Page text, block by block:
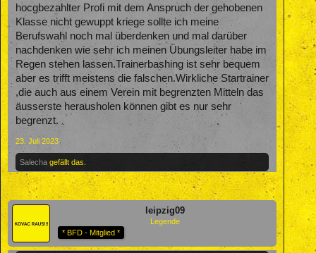
hocgbezahlter Profi mit dem Anspruch der gehobenen
Klasse nicht gewuppt kriege sollte ich meine
Berufswahl noch mal überdenken und mal darüber
nachdenken wie sehr ich meinen Übungsleiter habe im
Regen stehen lassen.Trainerbashing ist sehr bequem
aber es trifft meistens die falschen.Wirkliche Startrainer
,die auch aus einem Verein mit begrenzten Mitteln das
äusserste herausholen können gibt es nur sehr
begrenzt.
23. Juli 2023
Salecha gefällt das.
leipzig09
Legende
* BFD - Mitglied *